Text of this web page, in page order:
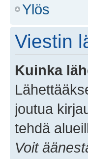
Ylös
Viestin
Kuinka
joutua
tehdä
Voit